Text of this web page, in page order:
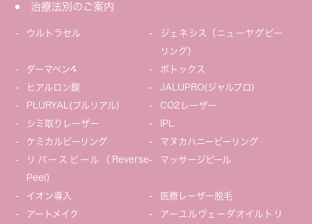
治療法別のご案内
ウルトラセル
ジェネシス（ニューヤグピー
リング）
ダーマペン4
ボトックス
ヒアルロン酸
JALUPRO(ジャルプロ)
PLURYAL(プルリアル)
CO2レーザー
シミ取りレーザー
IPL
ケミカルピーリング
マヌカハニーピーリング
リバースピール（Reverse
Peel）
マッサージピール
イオン導入
医療レーザー脱毛
アートメイク
アーユルヴェーダオイルトリ